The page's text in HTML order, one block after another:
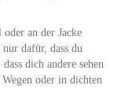
an der Jacke
dafür, dass du
dich andere sehen
oder in dichten